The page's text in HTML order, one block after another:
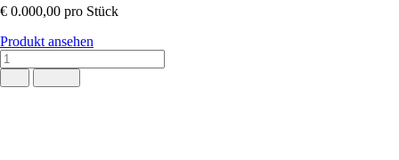
€ 0.000,00 pro Stück
Produkt ansehen